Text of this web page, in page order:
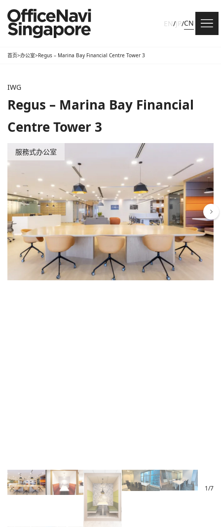
EN/JP/CN
首页>办公室>Regus – Marina Bay Financial Centre Tower 3
IWG
Regus – Marina Bay Financial
Centre Tower 3
服務式办公室
1/7